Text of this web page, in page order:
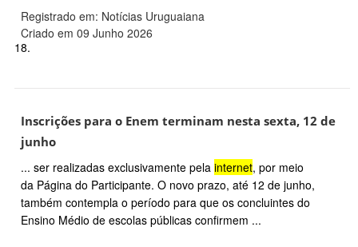
Registrado em: Notícias Uruguaiana
Criado em 09 Junho 2026
18.
Inscrições para o Enem terminam nesta sexta, 12 de
junho
... ser realizadas exclusivamente pela internet, por meio
da Página do Participante. O novo prazo, até 12 de junho,
também contempla o período para que os concluintes do
Ensino Médio de escolas públicas confirmem ...